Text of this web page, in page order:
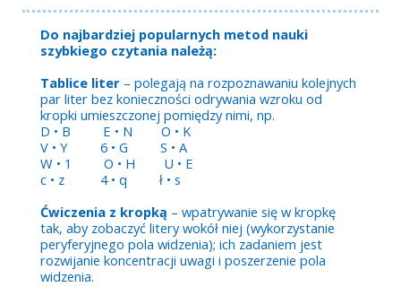
Do najbardziej popularnych metod nauki
szybkiego czytania należą:
Tablice liter– polegają na rozpoznawaniu kolejnych
par liter bez konieczności odrywania wzroku od
kropki umieszczonej pomiędzy nimi, np.
D • B E • N O • K
V • Y 6 • G S • A
W • 1 O • H U • E
c • z 4 • q ł • s
Ćwiczenia z kropką – wpatrywanie się w kropkę
tak, aby zobaczyć litery wokół niej (wykorzystanie
peryferyjnego pola widzenia); ich zadaniem jest
rozwijanie koncentracji uwagi i poszerzenie pola
widzenia.